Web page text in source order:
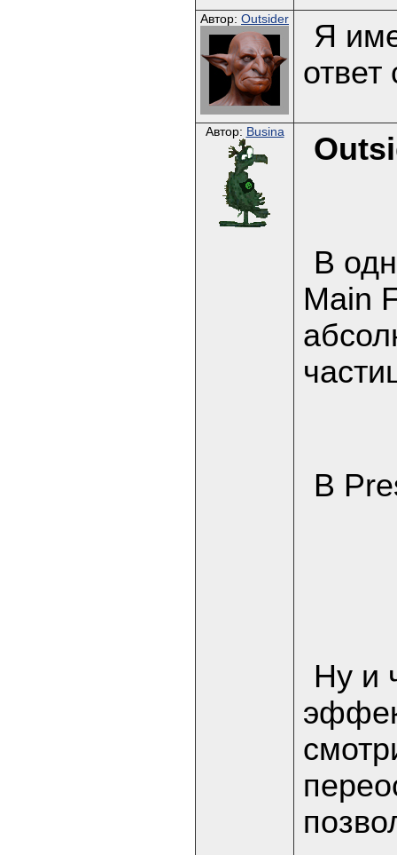
Автор: Outsider
Я
ответ
Автор: Busina
В
Main
В
Ну и